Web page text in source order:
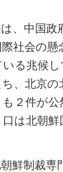
、中国政
社会の懸
る兆候し
、北京の
２件が公
は北朝鮮
鮮制裁専